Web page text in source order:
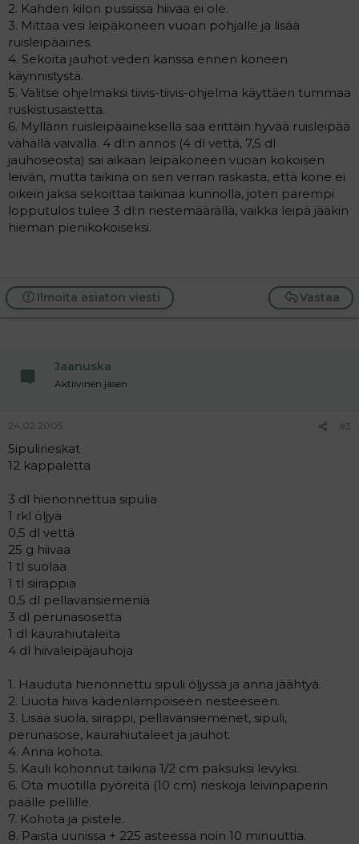
2. Kahden kilon pussissa hiivaa ei ole.
3. Mittaa vesi leipäkoneen vuoan pohjalle ja lisää
ruisleipäaines.
4. Sekoita jauhot veden kanssa ennen koneen
käynnistystä.
5. Valitse ohjelmaksi tiivis-tiivis-ohjelma käyttäen tummaa
ruskistusastetta.
6. Myllärin ruisleipäaineksella saa erittäin hyvää ruisleipää
vähällä vaivalla. 4 dl:n annos (4 dl vettä, 7,5 dl
jauhoseosta) sai aikaan leipäkoneen vuoan kokoisen
leivän, mutta taikina on sen verran raskasta, että kone ei
oikein jaksa sekoittaa taikinaa kunnolla, joten parempi
lopputulos tulee 3 dl:n nestemäärällä, vaikka leipä jääkin
hieman pienikokoiseksi.
Vastaa
Ilmoita asiaton viesti
Jaanuska
Aktiivinen jäsen
24.02.2005 #3
Sipulirieskat
12 kappaletta
3 dl hienonnettua sipulia
1 rkl öljyä
0,5 dl vettä
25 g hiivaa
1 tl suolaa
1 tl siirappia
0,5 dl pellavansiemeniä
3 dl perunasosetta
1 dl kaurahiutaleita
4 dl hiivaleipäjauhoja
1. Hauduta hienonnettu sipuli öljyssä ja anna jäähtyä.
2. Liuota hiiva kädenlämpöiseen nesteeseen.
3. Lisää suola, siirappi, pellavansiemenet, sipuli,
perunasose, kaurahiutaleet ja jauhot.
4. Anna kohota.
5. Kauli kohonnut taikina 1/2 cm paksuksi levyksi.
6. Ota muotilla pyöreitä (10 cm) rieskoja leivinpaperin
päälle pellille.
7. Kohota ja pistele.
8. Paista uunissa + 225 asteessa noin 10 minuuttia.